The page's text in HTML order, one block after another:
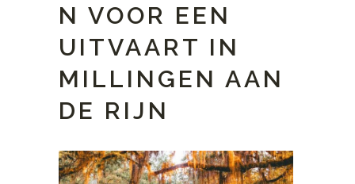
N VOOR EEN
UITVAART IN
MILLINGEN AAN
DE RIJN